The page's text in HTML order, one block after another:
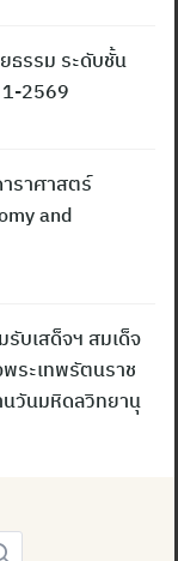
ธรรม ระดับชั้น
1-2569
าราศาสตร์
and
บเสด็จฯ สมเด็จ
ระเทพรัตนราช
นวันมหิดลวิทยานุ